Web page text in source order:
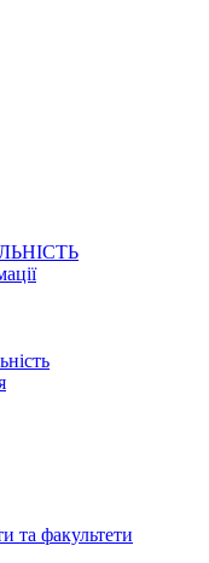
та факультети